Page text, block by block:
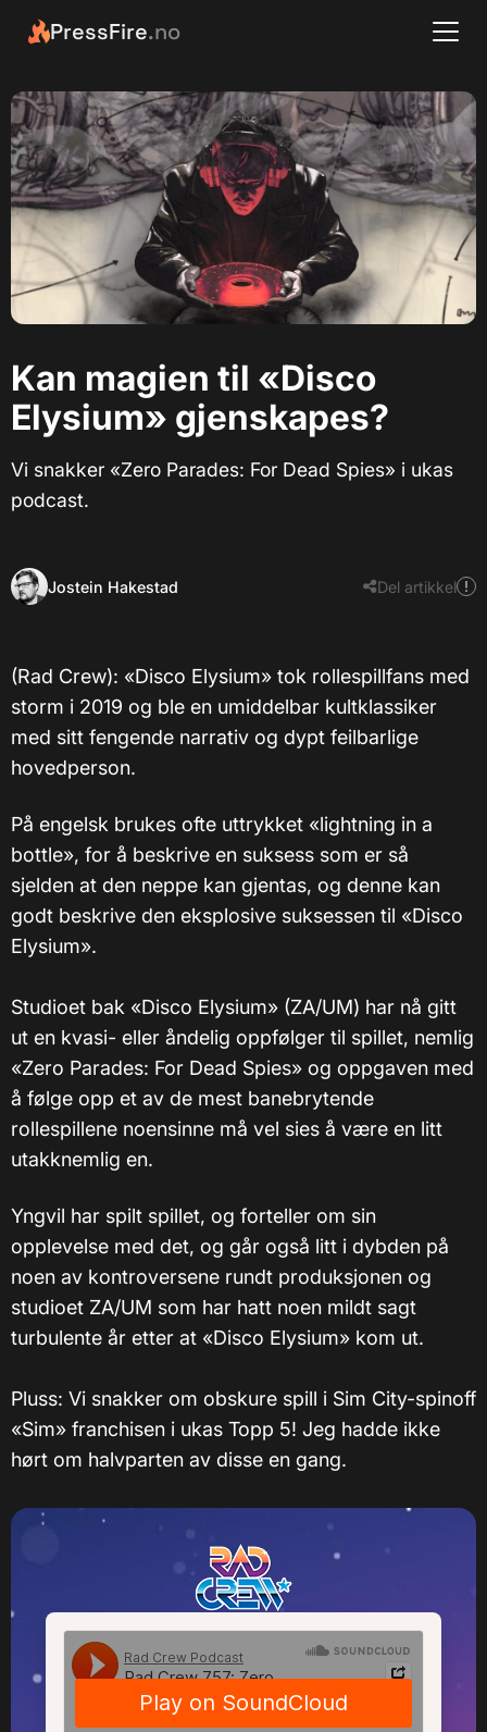
PressFire.no
Kan magien til «Disco
Elysium» gjenskapes?
Vi snakker «Zero Parades: For Dead Spies» i ukas
podcast.
Jostein Hakestad Del artikkel
(Rad Crew): «Disco Elysium» tok rollespillfans med
storm i 2019 og ble en umiddelbar kultklassiker
med sitt fengende narrativ og dypt feilbarlige
hovedperson.
På engelsk brukes ofte uttrykket «lightning in a
bottle», for å beskrive en suksess som er så
sjelden at den neppe kan gjentas, og denne kan
godt beskrive den eksplosive suksessen til «Disco
Elysium».
Studioet bak «Disco Elysium» (ZA/UM) har nå gitt
ut en kvasi- eller åndelig oppfølger til spillet, nemlig
«Zero Parades: For Dead Spies» og oppgaven med
å følge opp et av de mest banebrytende
rollespillene noensinne må vel sies å være en litt
utakknemlig en.
Yngvil har spilt spillet, og forteller om sin
opplevelse med det, og går også litt i dybden på
noen av kontroversene rundt produksjonen og
studioet ZA/UM som har hatt noen mildt sagt
turbulente år etter at «Disco Elysium» kom ut.
Pluss: Vi snakker om obskure spill i Sim City-spinoff
«Sim» franchisen i ukas Topp 5! Jeg hadde ikke
hørt om halvparten av disse en gang.